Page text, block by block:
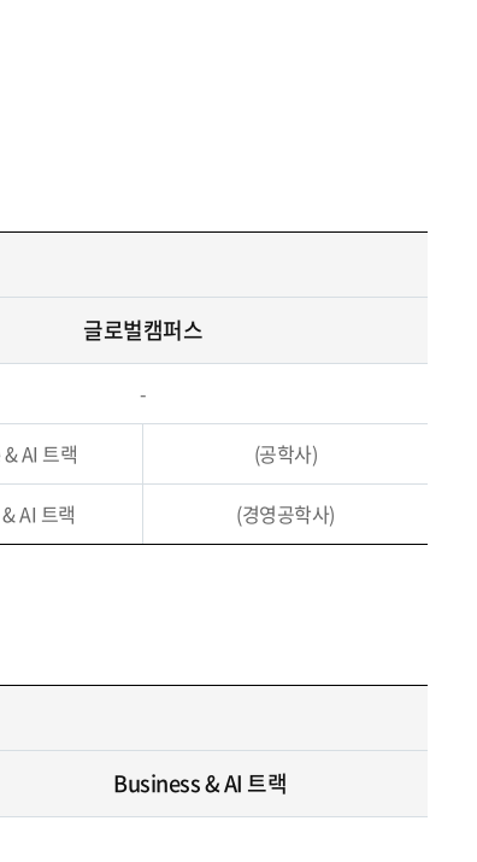
글로벌캠퍼스
-
AI 트랙 (공학사)
AI 트랙 (경영공학사)
Business & AI 트랙